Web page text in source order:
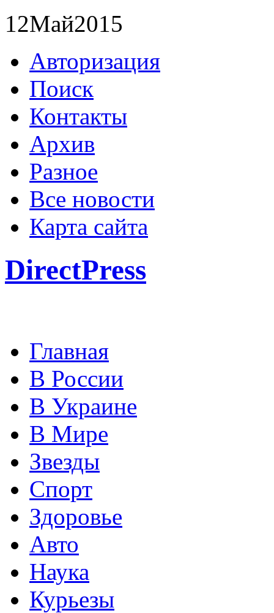
12Май2015
Авторизация
Поиск
Контакты
Архив
Разное
Все новости
Карта сайта
DirectPress
Главная
В России
В Украине
В Мире
Звезды
Спорт
Здоровье
Авто
Наука
Курьезы